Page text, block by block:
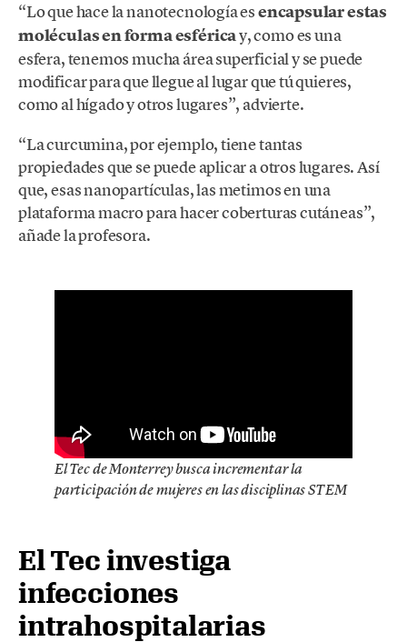
“Lo que hace la nanotecnología esencapsular estas
moléculas en forma esféricay, como es una
esfera, tenemos mucha área superficial y se puede
modificar para que llegue al lugar que tú quieres,
como al hígado y otros lugares”, advierte.
“La curcumina, por ejemplo, tiene tantas
propiedades que se puede aplicar a otros lugares. Así
que, esas nanopartículas, las metimos en una
plataforma macro para hacer coberturas cutáneas”,
añade la profesora.
El Tec de Monterrey busca incrementar la
participación de mujeres en las disciplinas STEM
El Tec investiga
infecciones
intrahospitalarias